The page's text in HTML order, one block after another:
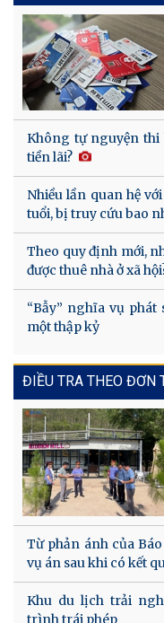
Không tự nguyện thi
tiền lãi?
Nhiều lần quan hệ
tuổi, bị truy cứu bao
Theo quy định mới,
được thuê nhà ở xã
“Bẫy” nghĩa vụ
một thập kỷ
ĐIỀU TRA THEO ĐƠN
Từ phản ánh của
vụ án sau khi có kết
Khu du lịch trải
trình trái phép